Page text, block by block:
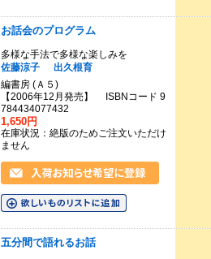
お話会のプログラム
多様な手法で多様な楽しみを
佐藤涼子
出久根育
編書房 (Ａ５)
【2006年12月発売】 ISBNコード 9
784434077432
1,650円
在庫状況：絶版のためご注文いただけ
ません
五分間で語れるお話